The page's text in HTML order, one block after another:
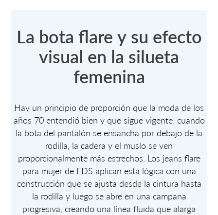
La bota flare y su efecto
visual en la silueta
femenina
Hay un principio de proporción que la moda de los
años 70 entendió bien y que sigue vigente: cuando
la bota del pantalón se ensancha por debajo de la
rodilla, la cadera y el muslo se ven
proporcionalmente más estrechos. Los jeans flare
para mujer de FDS aplican esta lógica con una
construcción que se ajusta desde la cintura hasta
la rodilla y luego se abre en una campana
progresiva, creando una línea fluida que alarga